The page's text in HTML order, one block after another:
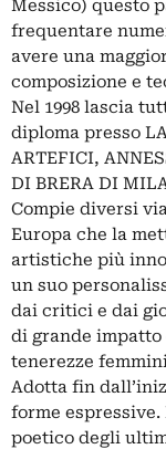
Messico) questo
frequentare
avere una
composizione e
Nel 1998 lascia
diploma presso
ARTEFICI,
DI BRERA DI
Compie diversi
Europa che la
artistiche più
un suo
dai critici e dai
di grande impatto
tenerezze
Adotta fin
forme
poetico degli